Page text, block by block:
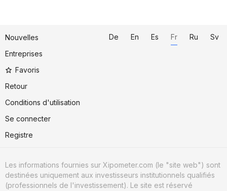
Nouvelles
Entreprises
Favoris
Retour
Conditions d'utilisation
Se connecter
Registre
De En Es Fr Ru Sv
Les informations fournies sur Xipometer.com (le "site web") sont
destinées uniquement aux investisseurs institutionnels qualifiés
(professionnels de l'investissement). Le site est réservé